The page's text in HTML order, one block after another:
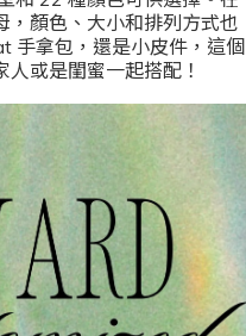
，顏色、大小和排列方式也
手拿包，還是小皮件，這個
或是閨蜜一起搭配！